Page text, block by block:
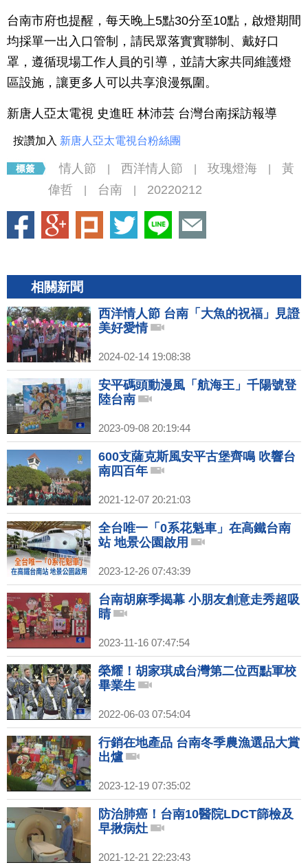
台南市府也提醒，每天晚上5點30分至10點，啟燈期間
均採單一出入口管制，請民眾落實實聯制、戴好口
罩，遵循現場工作人員的引導，並請大家共同維護燈
區設施，讓更多人可以共享浪漫氛圍。
新唐人亞太電視 史進旺 林沛芸 台灣台南採訪報導
按讚加入 新唐人亞太電視台粉絲團
情人節 西洋情人節 玫瑰燈海
黃
偉哲
台南 20220212
相關新聞
西洋情人節 台南「大魚的祝福」見證
美好愛情
2024-02-14 19:08:38
安平碼頭動漫風「航海王」千陽號登
陸台南
2023-09-08 20:19:44
600支薩克斯風安平古堡齊鳴 吹響台
南四百年
2021-12-07 20:21:03
全台唯一「0系花魁車」在高鐵台南
站 地景公園啟用
2023-12-26 07:43:39
台南胡麻季揭幕 小朋友創意走秀超吸
睛
2023-11-16 07:47:54
榮耀！胡家琪成台灣第二位西點軍校
畢業生
2022-06-03 07:54:04
行銷在地產品 台南冬季農漁選品大賞
出爐
2023-12-19 07:35:02
防治肺癌！台南10醫院LDCT篩檢及
早揪病灶
2021-12-21 22:23:43